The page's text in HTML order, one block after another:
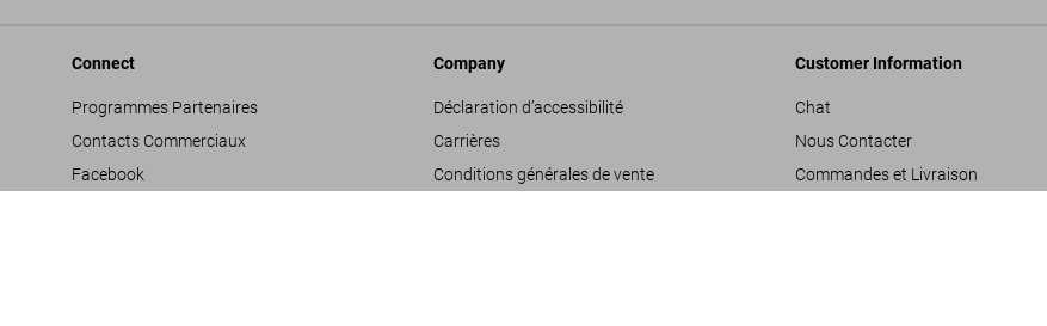
Connect
Programmes Partenaires
Contacts Commerciaux
Facebook
Company
Déclaration d’accessibilité
Carrières
Conditions générales de vente
Customer Information
Chat
Nous Contacter
Commandes et Livraison